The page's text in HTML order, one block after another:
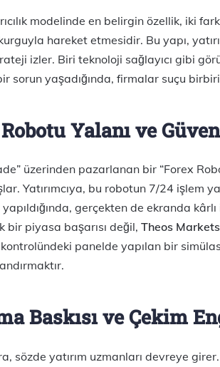
modelinde en belirgin özellik, iki
hareket etmesidir. Bu yapı,
izler. Biri teknoloji sağlayıcı gibi
sorun yaşadığında, firmalar suçu
Yalanı ve
üzerinden pazarlanan bir “Forex
Yatırımcıya, bu robotun 7/24 işlem
gerçekten de ekranda
bir piyasa başarısı değil, Theos
panelde yapılan bir
Baskısı ve Çekim
sözde yatırım uzmanları devreye